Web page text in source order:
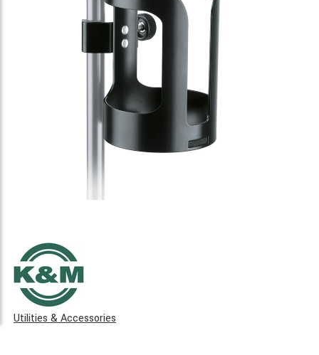
Utilities & Accessories